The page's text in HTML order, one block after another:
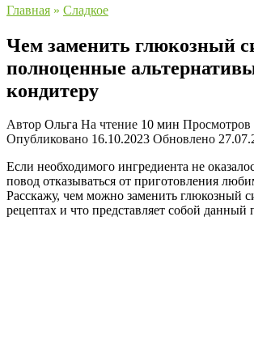
Главная » Сладкое
Чем заменить глюкозный
полноценные
кондитеру
Автор Ольга На чтение 10 мин Просмотров
Опубликовано 16.10.2023 Обновлено
Если необходимого ингредиента не
повод отказываться от приготовления
Расскажу, чем можно заменить глюкозный
рецептах и что представляет собой данный